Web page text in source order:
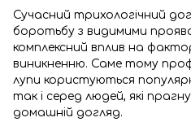
Сучасний трихологічний
боротьбу з видимими
комплексний вплив на
виникненню. Саме тому
лупи користуються
так і серед людей, які
домашній догляд.